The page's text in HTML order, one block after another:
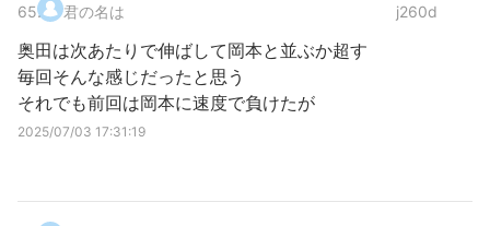
65. 君の名は j260d
奥田は次あたりで伸ばして岡本と並ぶか超す
毎回そんな感じだったと思う
それでも前回は岡本に速度で負けたが
2025/07/03 17:31:19